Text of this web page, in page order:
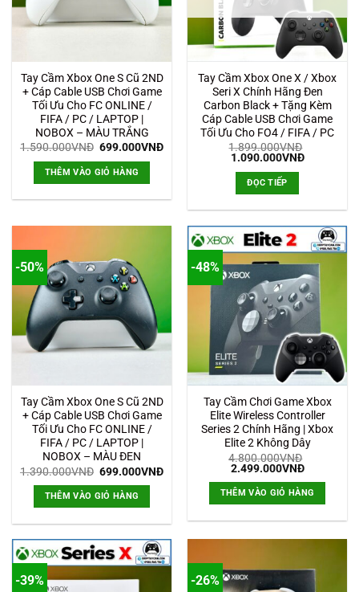
Tay Cầm Xbox One S Cũ 2ND
+ Cáp Cable USB Chơi Game
Tối Ưu Cho FC ONLINE /
FIFA / PC / LAPTOP |
NOBOX – MÀU TRẮNG
1.590.000VNĐ Giá
là:
1.590.000VNĐ.
699.000VNĐGiá
THÊM VÀO GIỎ HÀNG
Tay Cầm Xbox One X / Xbox
Seri X Chính Hãng Đen
Carbon Black + Tặng Kèm
Cáp Cable USB Chơi Game
Tối Ưu Cho FO4 / FIFA / PC
1.899.000VNĐ
Giá
1.899.000VNĐ.
1.090.000VNĐGiá
ĐỌC TIẾP
-50%
Tay Cầm Xbox One S Cũ 2ND
+ Cáp Cable USB Chơi Game
Tối Ưu Cho FC ONLINE /
FIFA / PC / LAPTOP |
NOBOX – MÀU ĐEN
1.390.000VNĐ Giá
là:
1.390.000VNĐ.
699.000VNĐGiá
THÊM VÀO GIỎ HÀNG
-48%
Tay Cầm Chơi Game Xbox
Elite Wireless Controller
Series 2 Chính Hãng | Xbox
Elite 2 Không Dây
4.800.000VNĐ
Giá
là:
4.800.000VNĐ.
2.499.000VNĐGiá
tại
là:
THÊM VÀO GIỎ HÀNG
-39% -26%